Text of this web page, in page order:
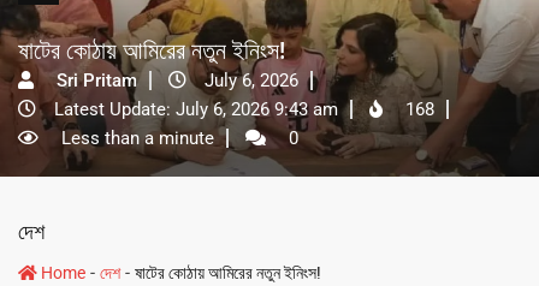
ষাটের কোঠায় আমিরের নতুন ইনিংস!
Sri Pritam
July 6, 2026
Latest Update: July 6, 2026 9:43 am
168
Less than a minute
0
দেশ
Home - দেশ- ষাটের কোঠায় আমিরের নতুন ইনিংস!